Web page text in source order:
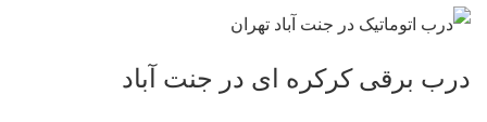
درب برقی کرکره ای در جنت آباد